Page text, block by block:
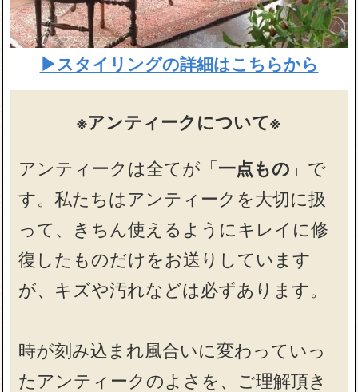
▶スタイリングの詳細はこちらから
※アンティークについて※
アンティークは全てが「一点もの 」で
す。私たちはアンティークを大切に扱
って、きちん使えるようにキレイに修
復したものだけをお送りしています
が、キズや汚れなどは必ずあります。
時が刻み込まれ風合いに変わっていっ
たアンティークのよさを、ご理解頂き